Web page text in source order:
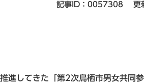
記事ID：0057308 更
進してきた「第2次鳥栖市男女共同